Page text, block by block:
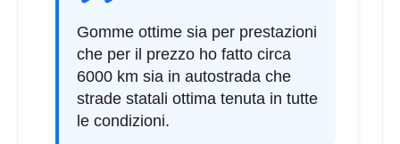
215/40 R17 87Y AO FR
Disponibile
Gomme ottime sia per prestazioni
che per il prezzo ho fatto circa
6000 km sia in autostrada che
strade statali ottima tenuta in tutte
le condizioni.